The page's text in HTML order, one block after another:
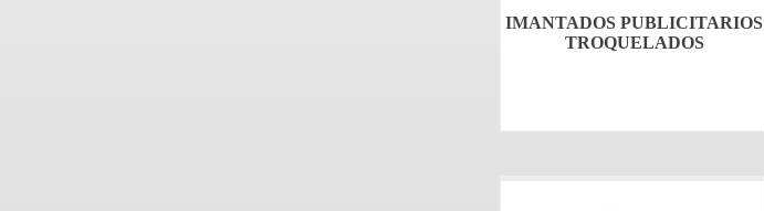
IMANTADOS PUBLICITARIOS
TROQUELADOS